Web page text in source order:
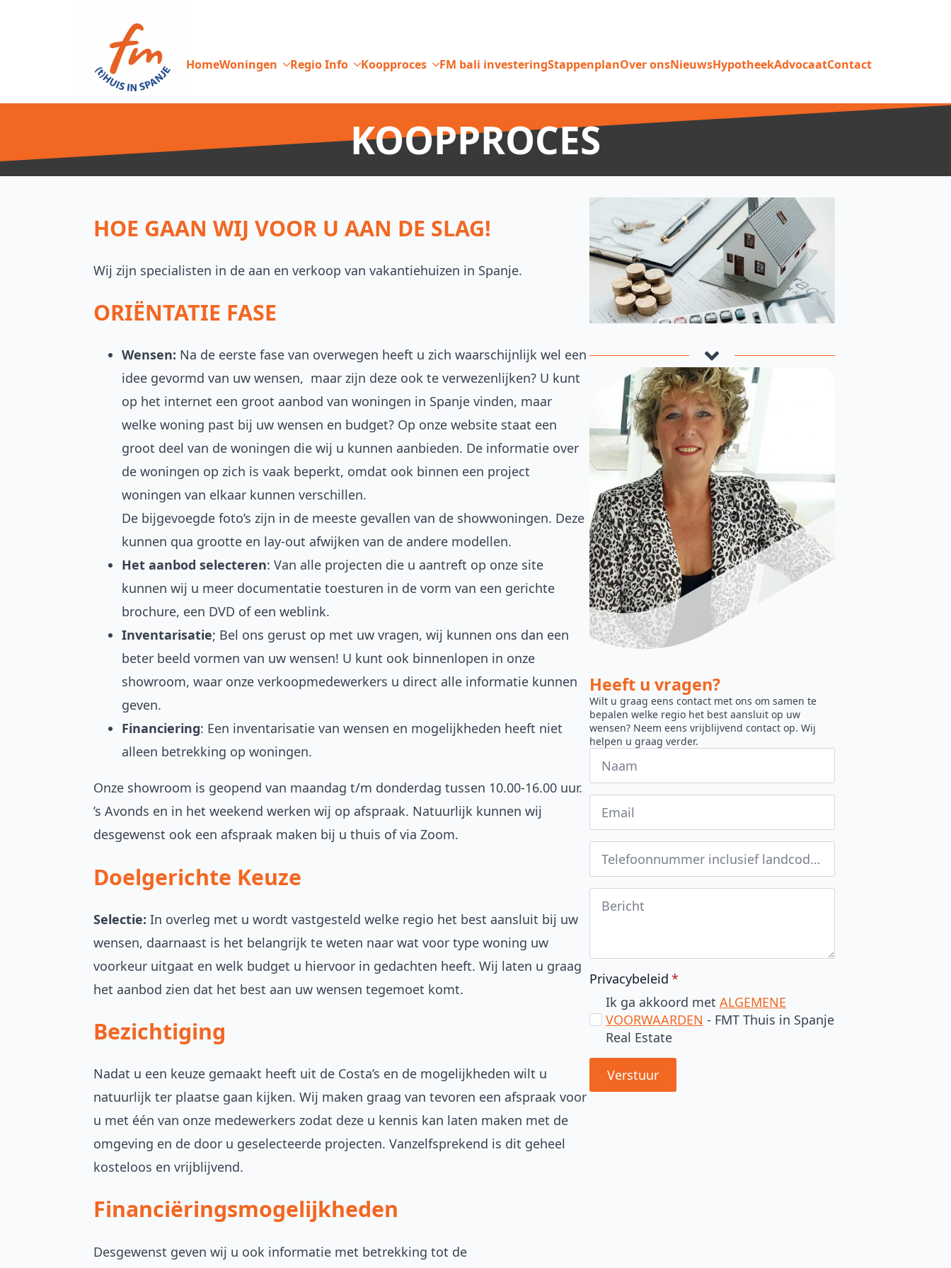
HomeWoningen Regio Info Koopproces FM bali investeringStappenplanOver onsNieuwsHypotheekAdvocaatContact
KOOPPROCES
HOE GAAN WIJ VOOR U AAN DE SLAG!
Wij zijn specialisten in de aan en verkoop van vakantiehuizen in Spanje.
ORIËNTATIE FASE
Wensen: Na de eerste fase van overwegen heeft u zich waarschijnlijk wel een
idee gevormd van uw wensen, maar zijn deze ook te verwezenlijken? U kunt
op het internet een groot aanbod van woningen in Spanje vinden, maar
welke woning past bij uw wensen en budget? Op onze website staat een
groot deel van de woningen die wij u kunnen aanbieden. De informatie over
de woningen op zich is vaak beperkt, omdat ook binnen een project
woningen van elkaar kunnen verschillen.
De bijgevoegde foto’s zijn in de meeste gevallen van de showwoningen. Deze
kunnen qua grootte en lay-out afwijken van de andere modellen.
Het aanbod selecteren: Van alle projecten die u aantreft op onze site
kunnen wij u meer documentatie toesturen in de vorm van een gerichte
brochure, een DVD of een weblink.
Inventarisatie; Bel ons gerust op met uw vragen, wij kunnen ons dan een
beter beeld vormen van uw wensen! U kunt ook binnenlopen in onze
showroom, waar onze verkoopmedewerkers u direct alle informatie kunnen
geven.
Financiering: Een inventarisatie van wensen en mogelijkheden heeft niet
alleen betrekking op woningen.
Onze showroom is geopend van maandag t/m donderdag tussen 10.00-16.00 uur.
’s Avonds en in het weekend werken wij op afspraak. Natuurlijk kunnen wij
desgewenst ook een afspraak maken bij u thuis of via Zoom.
Doelgerichte Keuze
Selectie: In overleg met u wordt vastgesteld welke regio het best aansluit bij uw
wensen, daarnaast is het belangrijk te weten naar wat voor type woning uw
voorkeur uitgaat en welk budget u hiervoor in gedachten heeft. Wij laten u graag
het aanbod zien dat het best aan uw wensen tegemoet komt.
Bezichtiging
Nadat u een keuze gemaakt heeft uit de Costa’s en de mogelijkheden wilt u
natuurlijk ter plaatse gaan kijken. Wij maken graag van tevoren een afspraak voor
u met één van onze medewerkers zodat deze u kennis kan laten maken met de
omgeving en de door u geselecteerde projecten. Vanzelfsprekend is dit geheel
kosteloos en vrijblijvend.
Financiëringsmogelijkheden
Desgewenst geven wij u ook informatie met betrekking tot de
Heeft u vragen?
Wilt u graag eens contact met ons om samen te
bepalen welke regio het best aansluit op uw
wensen? Neem eens vrijblijvend contact op. Wij
helpen u graag verder.
Privacybeleid *
Ik ga akkoord met ALGEMENE
VOORWAARDEN - FMT Thuis in Spanje
Real Estate
Verstuur